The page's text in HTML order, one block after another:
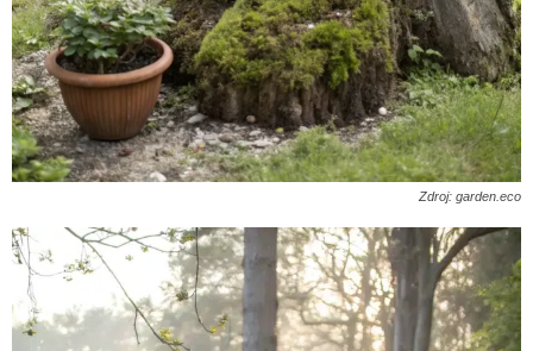
Zdroj: garden.eco